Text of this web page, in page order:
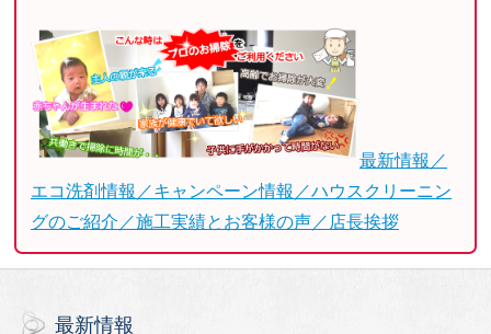
最新情報／
エコ洗剤情報／キャンペーン情報／ハウスクリーニン
グのご紹介／施工実績とお客様の声／店長挨拶
最新情報